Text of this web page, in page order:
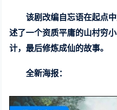
该剧改编自忘语在起点
述了一个资质平庸的山村穷
计，最后修炼成仙的故事。
全新海报：